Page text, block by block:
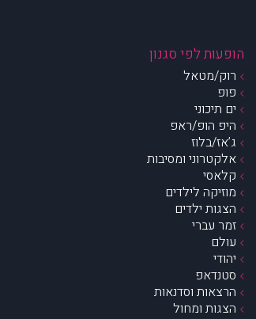
הופעות לפי סגנון
רוק/מטאל
פופ
ים תיכוני
היפ הופ/ראפ
ג’אז/בלוז
אלקטרוני ומסיבות
קלאסי
מוזיקה לילדים
הצגות ילדים
זמר עברי
עולם
יהודי
סטנדאפ
הרצאות וסדנאות
הצגות ומחול